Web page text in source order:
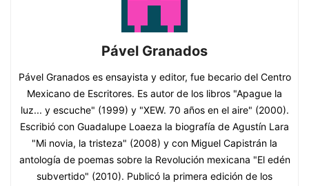
Pável Granados
Pável Granados es ensayista y editor, fue becario del Centro
Mexicano de Escritores. Es autor de los libros "Apague la
luz... y escuche" (1999) y "XEW. 70 años en el aire" (2000).
Escribió con Guadalupe Loaeza la biografía de Agustín Lara
"Mi novia, la tristeza" (2008) y con Miguel Capistrán la
antología de poemas sobre la Revolución mexicana "El edén
subvertido" (2010). Publicó la primera edición de los